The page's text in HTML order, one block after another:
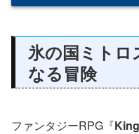
氷の国ミトロ
なる冒険
ファンタジーRPG『